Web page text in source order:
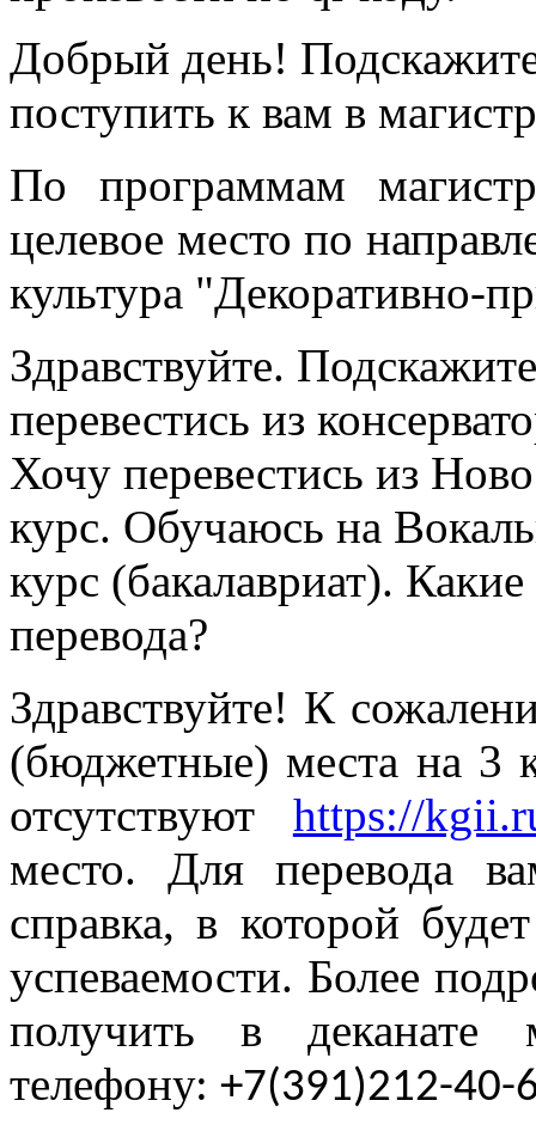
Добрый день!
поступить к вам в
По программам
целевое место по
культура "Декоративно-
Здравствуйте.
перевестись из
Хочу перевестись из
курс. Обучаюсь на
курс (бакалавриат).
перевода?
Здравствуйте! К
(бюджетные) места на 3
отсутствуют https://
место. Для перевода
справка, в которой
успеваемости. Более
получить в деканате
телефону: +7(391)212-40-